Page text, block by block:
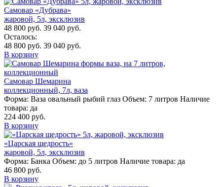
Самовар «Дубрава»
жаровой, 5л, эксклюзив
48 800 руб. 39 040 руб.
Осталось:
48 800 руб. 39 040 руб.
В корзину
Самовар Шемарина
коллекционный, 7л, ваза
Форма: Ваза овальный рыбий глаз Объем: 7 литров Наличие
товара: да
224 400 руб.
В корзину
«Царская щедрость»
жаровой, 5л, эксклюзив
Форма: Банка Объем: до 5 литров Наличие товара: да
46 800 руб.
В корзину